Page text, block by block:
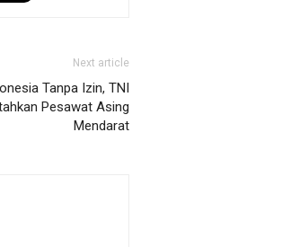
Next article
Tanpa Izin, TNI
Pesawat Asing
Mendarat